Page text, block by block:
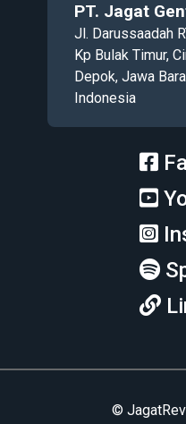
PT. Jagat
Jl. Darussaadah
Kp Bulak Timur,
Depok, Jawa
Indonesia
©